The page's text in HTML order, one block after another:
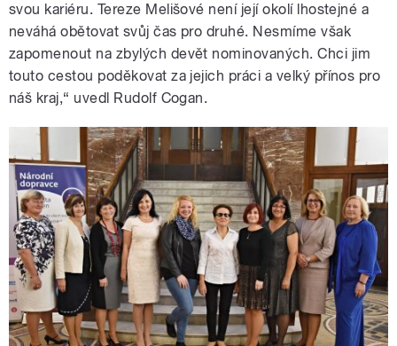
svou kariéru. Tereze Melišové není její okolí lhostejné a
neváhá obětovat svůj čas pro druhé. Nesmíme však
zapomenout na zbylých devět nominovaných. Chci jim
touto cestou poděkovat za jejich práci a velký přínos pro
náš kraj,“ uvedl Rudolf Cogan.